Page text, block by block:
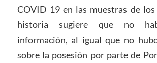
COVID 19 en las muestras de los
historia sugiere que no
información, al igual que no
sobre la posesión por parte de